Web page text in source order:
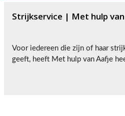
Strijkservice | Met hulp
Voor iedereen die zijn of haar
geeft, heeft Met hulp van Aafje